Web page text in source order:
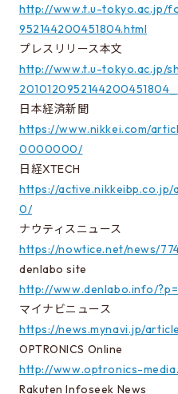
進学に関するQ&A
電気系進学選択ガイダンス
EEICをもっと知る
駒場での講義
同窓会のページ
資料アーカイブ
関連組織のリンク
内部生向けページ
電気系事務室
お問い合わせ・アクセス
お問い合わせ
http://www.t.u-tokyo.ac.jp/
952144200451804.html
プレスリリース本文
http://www.t.u-tokyo.ac.jp/
日本経済新聞
https://www.nikkei.com/
0000000/
日経XTECH
https://active.nikkeibp.co.jp/
0/
ナウティスニュース
https://nowtice.net/news/
denlabo site
http://www.denlabo.info/
マイナビニュース
https://news.mynavi.jp/
OPTRONICS Online
http://www.optronics-
Rakuten Infoseek News